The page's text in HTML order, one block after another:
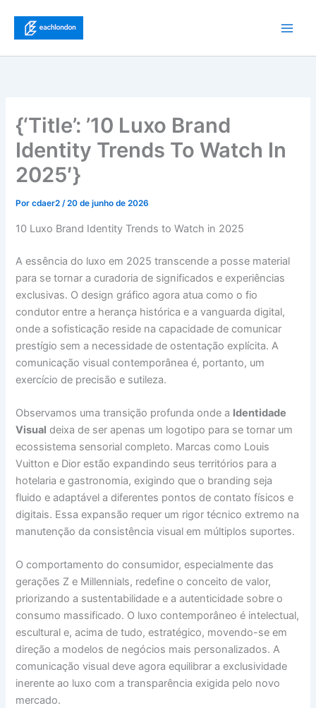
conteúdo
{‘Title’: ’10 Luxo Brand
Identity Trends To Watch In
2025′}
Porcdaer2/20 de junho de 2026
10 Luxo Brand Identity Trends to Watch in 2025
A essência do luxo em 2025 transcende a posse material
para se tornar a curadoria de significados e experiências
exclusivas. O design gráfico agora atua como o fio
condutor entre a herança histórica e a vanguarda digital,
onde a sofisticação reside na capacidade de comunicar
prestígio sem a necessidade de ostentação explícita. A
comunicação visual contemporânea é, portanto, um
exercício de precisão e sutileza.
Observamos uma transição profunda onde a Identidade
Visual deixa de ser apenas um logotipo para se tornar um
ecossistema sensorial completo. Marcas como Louis
Vuitton e Dior estão expandindo seus territórios para a
hotelaria e gastronomia, exigindo que o branding seja
fluido e adaptável a diferentes pontos de contato físicos e
digitais. Essa expansão requer um rigor técnico extremo na
manutenção da consistência visual em múltiplos suportes.
O comportamento do consumidor, especialmente das
gerações Z e Millennials, redefine o conceito de valor,
priorizando a sustentabilidade e a autenticidade sobre o
consumo massificado. O luxo contemporâneo é intelectual,
escultural e, acima de tudo, estratégico, movendo-se em
direção a modelos de negócios mais personalizados. A
comunicação visual deve agora equilibrar a exclusividade
inerente ao luxo com a transparência exigida pelo novo
mercado.